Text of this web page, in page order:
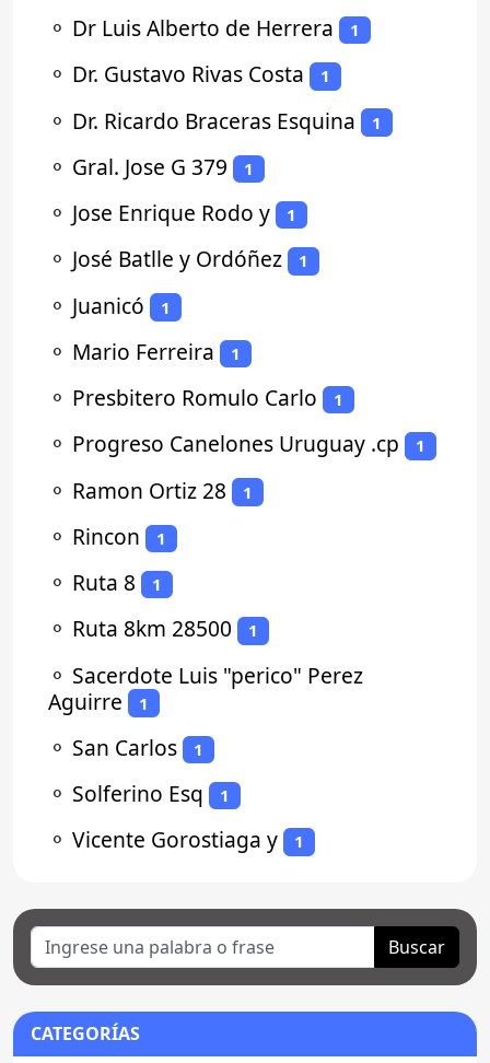
⚬ Dr Luis Alberto de Herrera 1
⚬ Dr. Gustavo Rivas Costa 1
⚬ Dr. Ricardo Braceras Esquina 1
⚬ Gral. Jose G 379 1
⚬ Jose Enrique Rodo y 1
⚬ José Batlle y Ordóñez 1
⚬ Juanicó 1
⚬ Mario Ferreira 1
⚬ Presbitero Romulo Carlo 1
⚬ Progreso Canelones Uruguay .cp 1
⚬ Ramon Ortiz 28 1
⚬ Rincon 1
⚬ Ruta 8 1
⚬ Ruta 8km 28500 1
⚬ Sacerdote Luis "perico" Perez
Aguirre
1
⚬ San Carlos 1
⚬ Solferino Esq 1
⚬ Vicente Gorostiaga y 1
Buscar
CATEGORÍAS